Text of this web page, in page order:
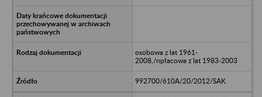
osobowa z lat 1961-
2008,/npłacowa z lat 1983-2003
992700/610A/20/2012/SAK